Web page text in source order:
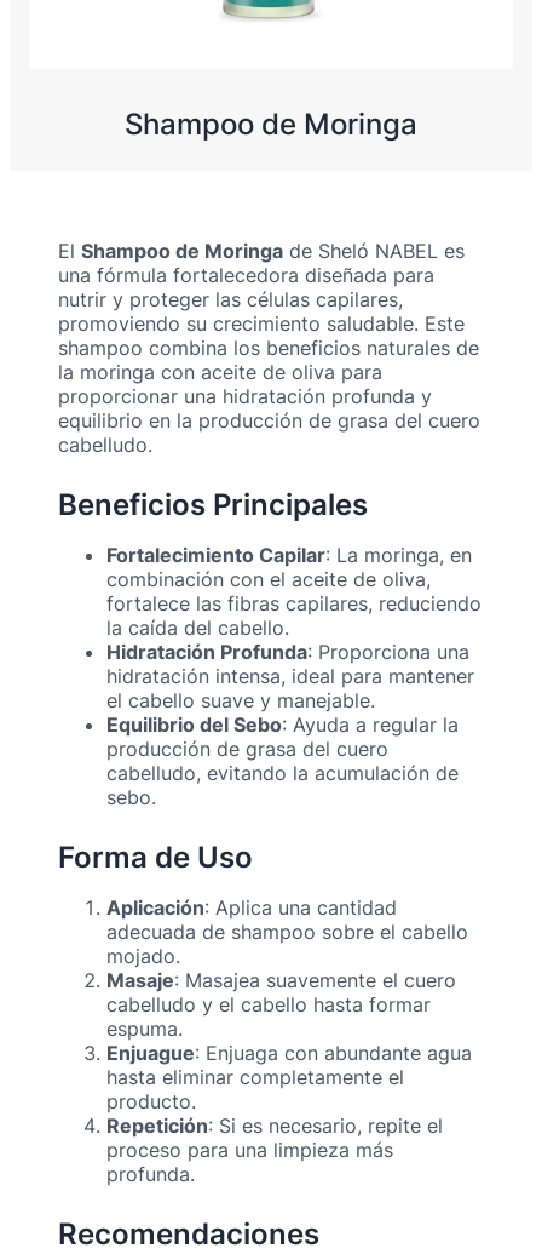
Shampoo de Moringa
El Shampoo de Moringa de Sheló NABEL es
una fórmula fortalecedora diseñada para
nutrir y proteger las células capilares,
promoviendo su crecimiento saludable. Este
shampoo combina los beneficios naturales de
la moringa con aceite de oliva para
proporcionar una hidratación profunda y
equilibrio en la producción de grasa del cuero
cabelludo.
Beneficios Principales
Fortalecimiento Capilar: La moringa, en
combinación con el aceite de oliva,
fortalece las fibras capilares, reduciendo
la caída del cabello.
Hidratación Profunda: Proporciona una
hidratación intensa, ideal para mantener
el cabello suave y manejable.
Equilibrio del Sebo: Ayuda a regular la
producción de grasa del cuero
cabelludo, evitando la acumulación de
sebo.
Forma de Uso
Aplicación: Aplica una cantidad
adecuada de shampoo sobre el cabello
mojado.
Masaje: Masajea suavemente el cuero
cabelludo y el cabello hasta formar
espuma.
Enjuague: Enjuaga con abundante agua
hasta eliminar completamente el
producto.
Repetición: Si es necesario, repite el
proceso para una limpieza más
profunda.
Recomendaciones